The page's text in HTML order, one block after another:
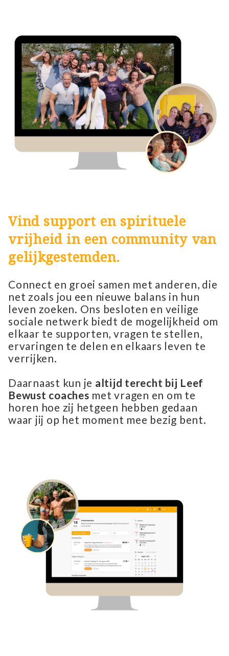
Vind support en spirituele
vrijheid in een community van
gelijkgestemden.
Connect en groei samen met anderen, die
net zoals jou een nieuwe balans in hun
leven zoeken. Ons besloten en veilige
sociale netwerk biedt de mogelijkheid om
elkaar te supporten, vragen te stellen,
ervaringen te delen en elkaars leven te
verrijken.
Daarnaast kun je altijd terecht bij Leef
Bewust coaches met vragen en om te
horen hoe zij hetgeen hebben gedaan
waar jij op het moment mee bezig bent.